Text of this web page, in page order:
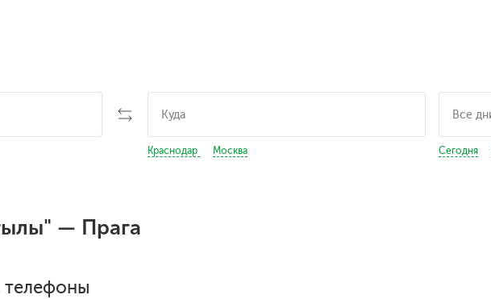
Краснодар Москва Сегодня
— Прага